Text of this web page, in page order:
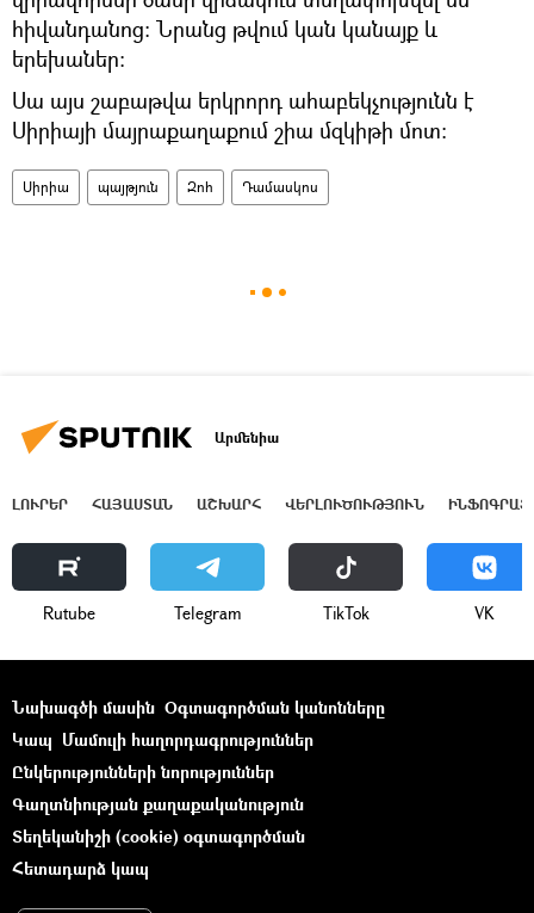
հիվանդանոց: Նրանց թվում կան կանայք և
երեխաներ։
Սա այս շաբաթվա երկրորդ ահաբեկչությունն է
Սիրիայի մայրաքաղաքում շիա մզկիթի մոտ։
Սիրիա պայթյուն Զոհ Դամասկոս
Արմենիա
ԼՈՒՐԵՐ ՀԱՅԱՍՏԱՆ ԱՇԽԱՐՀ ՎԵՐԼՈՒԾՈՒԹՅՈՒՆ
Rutube Telegram ТikТоk VK
Նախագծի մասին Օգտագործման կանոնները
Կապ Մամուլի հաղորդագրություններ
Ընկերությունների նորություններ
Գաղտնիության քաղաքականություն
Տեղեկանիշի (cookie) օգտագործման
Հետադարձ կապ